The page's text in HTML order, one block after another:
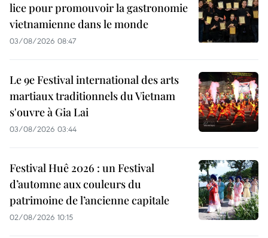
lice pour promouvoir la gastronomie
vietnamienne dans le monde
03/08/2026 08:47
Le 9e Festival international des arts
martiaux traditionnels du Vietnam
s'ouvre à Gia Lai
03/08/2026 03:44
Festival Huê 2026 : un Festival
d’automne aux couleurs du
patrimoine de l’ancienne capitale
02/08/2026 10:15